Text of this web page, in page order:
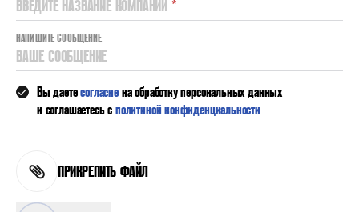
ВВЕДИТЕ НАЗВАНИЕ КОМПАНИИ *
НАПИШИТЕ СООБЩЕНИЕ
ВАШЕ СООБЩЕНИЕ
Вы даетесогласиена обработку персональных данных
и соглашаетесь сполитикой конфиденциальности
ПРИКРЕПИТЬ ФАЙЛ